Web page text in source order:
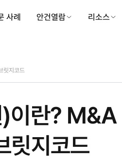
사례 안건열람 리소스
릿지코드
이란? M&A
릿지코드